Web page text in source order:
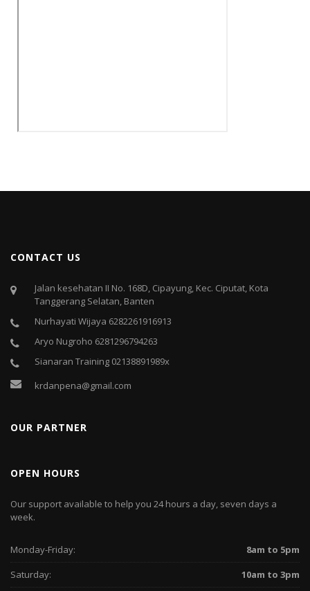
CONTACT US
Jalan kesehatan II No. 168D, Cipayung, Kec. Ciputat, Kota
Tanggerang Selatan, Banten
Nurhayati Wijaya 6282261916913
Aryo Nugroho 6281296794263
Sianaran Training 02138891989x
krdanpena@gmail.com
OUR PARTNER
OPEN HOURS
Our support available to help you 24 hours a day, seven days a
week.
Monday-Friday:
8am to 5pm
Saturday:
10am to 3pm